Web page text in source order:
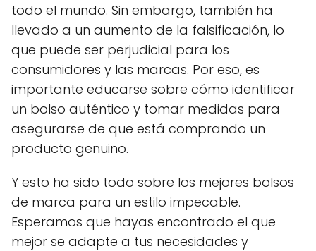
todo el mundo. Sin embargo, también ha
llevado a un aumento de la falsificación, lo
que puede ser perjudicial para los
consumidores y las marcas. Por eso, es
importante educarse sobre cómo identificar
un bolso auténtico y tomar medidas para
asegurarse de que está comprando un
producto genuino.
Y esto ha sido todo sobre los mejores bolsos
de marca para un estilo impecable.
Esperamos que hayas encontrado el que
mejor se adapte a tus necesidades y